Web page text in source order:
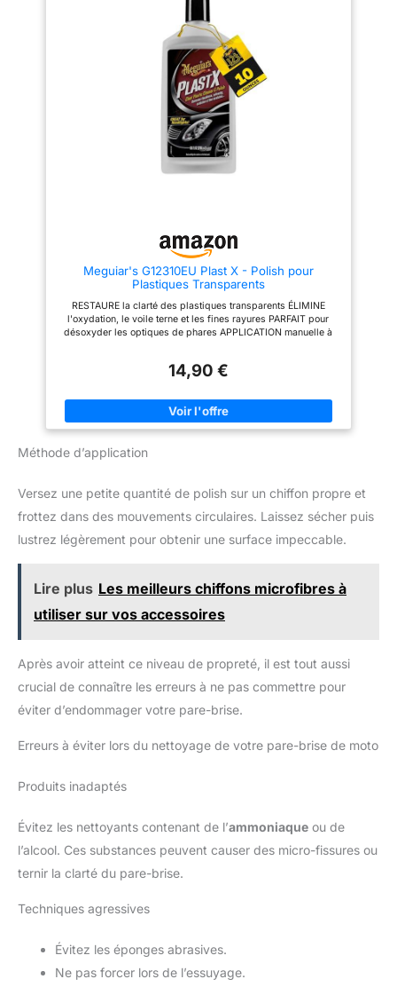
production Âš’ Pour tout défaut
produit, tube prolongateur
merci de contacter les équipes
formulaire de contact de notre
brillance extrême Ne laisse
aucune trace Utilisation sur
peintures, chromes et aluminium
Shadow, car vous pourrez
protéger et rajeunir les
plastiques les plus usés ainsi
que les nouveaux. SANS
SILICONE - Pourquoi ne
devrait-il pas contenir de
silicone ? Le silicone est un
produit chimique très nocif qui,
au contact du soleil, réagit en
autres marques, notre produit a
élément nocif. COMMENT ÇA
très facile à utiliser. Il vous
suffit de vaporiser le produit
sur l'éponge que nous vous
offrons avec votre commande et
d'appliquer le produit sur la
surface propre et sèche. Une
si nécessaire 100% SÛR - Notre
Dark Shadow a été testé et est
professionnels du secteur. Cela
signifie que nous avons des
centaines de critiques de notre
Meguiar's G12310EU Plast X - Polish pour
Plastiques Transparents
RESTAURE la clarté des plastiques transparents ÉLIMINE
l'oxydation, le voile terne et les fines rayures PARFAIT pour
désoxyder les optiques de phares APPLICATION manuelle à
rayures. Conseillé pour les bulles transparentes, optiques,
14,90 €
Méthode d’application
Versez une petite quantité de polish sur un chiffon propre et
frottez dans des mouvements circulaires. Laissez sécher puis
lustrez légèrement pour obtenir une surface impeccable.
Lire plus Les meilleurs chiffons microfibres à
utiliser sur vos accessoires
Après avoir atteint ce niveau de propreté, il est tout aussi
crucial de connaître les erreurs à ne pas commettre pour
éviter d’endommager votre pare-brise.
Erreurs à éviter lors du nettoyage de votre pare-brise de moto
Produits inadaptés
Évitez les nettoyants contenant de l’ammoniaque ou de
l’alcool. Ces substances peuvent causer des micro-fissures ou
ternir la clarté du pare-brise.
Techniques agressives
Évitez les éponges abrasives.
Ne pas forcer lors de l’essuyage.